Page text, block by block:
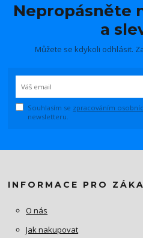
Nepropásněte
a
Můžete se kdykoli odhlásit.
Souhlasím se zpracováním
newsletteru.
INFORMACE PRO
O nás
Jak nakupovat